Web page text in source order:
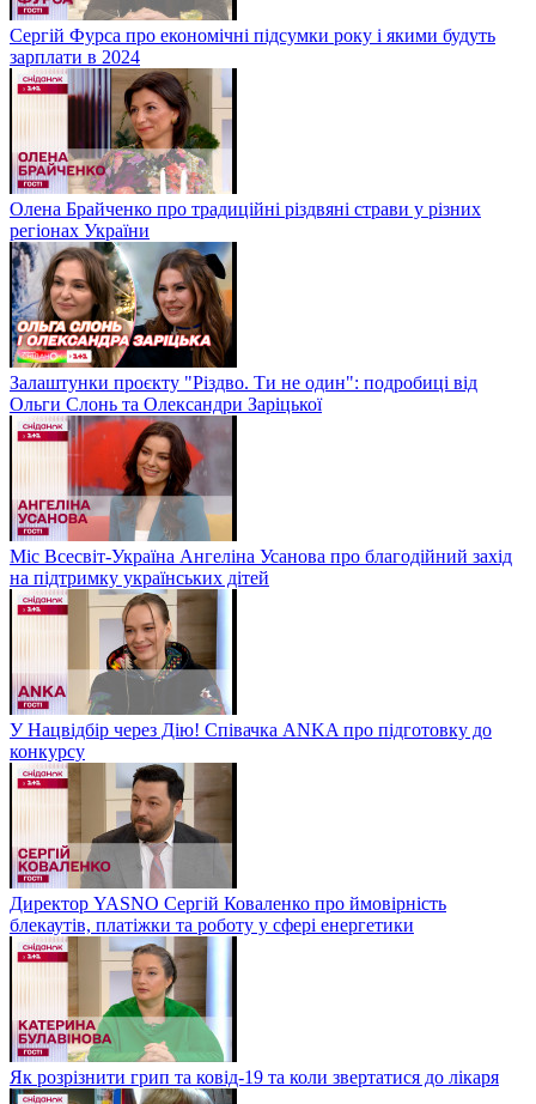
Сергій Фурса про економічні підсумки року і якими будуть
зарплати в 2024
Олена Брайченко про традиційні різдвяні страви у різних
регіонах України
Залаштунки проєкту "Різдво. Ти не один": подробиці від
Ольги Слонь та Олександри Заріцької
Міс Всесвіт-Україна Ангеліна Усанова про благодійний захід
на підтримку українських дітей
У Нацвідбір через Дію! Співачка ANKA про підготовку до
конкурсу
Директор YASNO Сергій Коваленко про ймовірність
блекаутів, платіжки та роботу у сфері енергетики
Як розрізнити грип та ковід-19 та коли звертатися до лікаря